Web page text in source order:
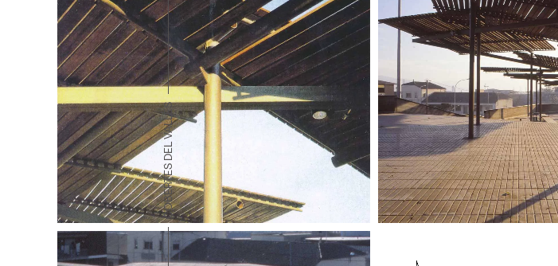
COBERTES DEL VALLÈS